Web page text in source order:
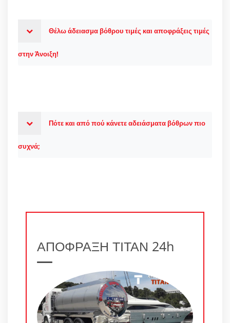
Θέλω άδειασμα βόθρου τιμές και αποφράξεις τιμές
στην Άνοιξη!
Πότε και από πού κάνετε αδειάσματα βόθρων πιο
συχνά;
ΑΠΟΦΡΑΞΗ ΤΙΤΑΝ 24h